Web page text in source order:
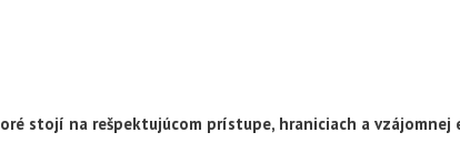
stojí na rešpektujúcom prístupe, hraniciach a vzájomnej